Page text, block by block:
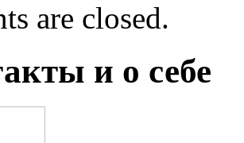
are closed.
и о себе